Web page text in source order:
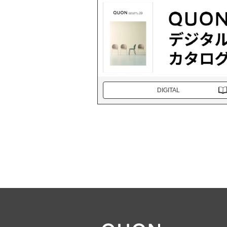
DIGITAL